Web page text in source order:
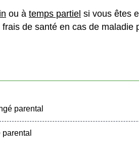
ou à temps partiel si vous êtes
de santé en cas de maladie
parental